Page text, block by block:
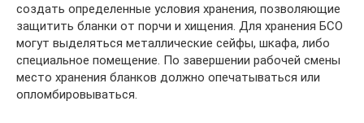
создать определенные условия хранения, позволяющие
защитить бланки от порчи и хищения. Для хранения БСО
могут выделяться металлические сейфы, шкафа, либо
специальное помещение. По завершении рабочей смены
место хранения бланков должно опечатываться или
опломбировываться.